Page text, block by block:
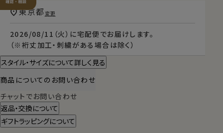
2026/08/11（火） に宅配便 でお届けします。
（※裄丈加工・刺繍がある場合は除く）
東京都 変更
スタイル・サイズについて詳しく見る
商品についてのお問い合わせ
チャットでお問い合わせ
返品・交換について
ギフトラッピングについて